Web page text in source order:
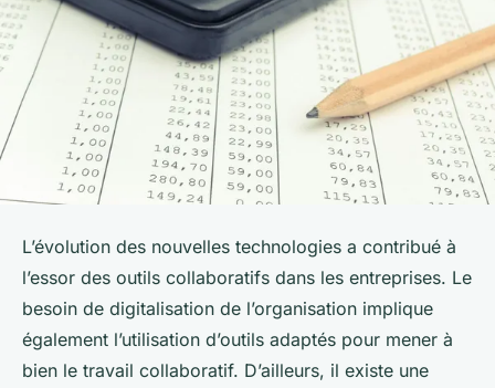
L’évolution des nouvelles technologies a contribué à
l’essor des outils collaboratifs dans les entreprises. Le
besoin de digitalisation de l’organisation implique
également l’utilisation d’outils adaptés pour mener à
bien le travail collaboratif. D’ailleurs, il existe une